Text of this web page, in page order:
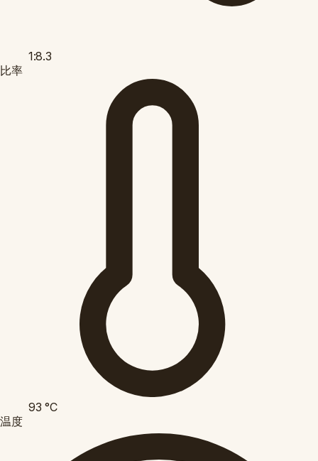
1:8.3
比率
93°C
温度